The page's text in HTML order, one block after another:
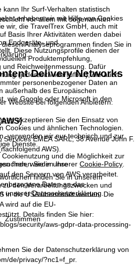
erheben wir mit Hilfe von Cookies
wir, die TravelTrex GmbH, auch mit
Basis Ihrer Aktivitäten werden dabei
Endgeräte- und
Diese Nutzungsprofile dienen der
Produktempfehlung,
und Reichweitenmessung. Dafür
(jederzeit widerrufbar), die auch
personenbezogener Daten an
außerhalb des Europäischen
wie Google oder Microsoft in den
akzeptieren Sie den Einsatz von
Cookies und ähnlichen Technologien.
verwenden wir nur technisch und zur
Dienste.
und die Möglichkeit zur
finden Sie in unsererCookie-Policy
finden Sie in unserem
zu den Verarbeitungszwecken und
unsererDatenschutzerklärung
Zustimmen
kann Ihr Surf-Verhalten statistisch
vor allem mit sogenannten
Analyseprogrammen finden Sie in
Delivery Networks
Website bei folgenden Anbietern:
EMEA SARL, 38 Avenue John F.
AWS).
werden Ihre
den Servern von AWS verarbeitet.
Daten an das
in die USA übermittelt werden. Die
wird auf die EU-
Details finden Sie hier:
security/aws-gdpr-data-processing-
Sie der Datenschutzerklärung von
de/privacy/?nc1=f_pr.